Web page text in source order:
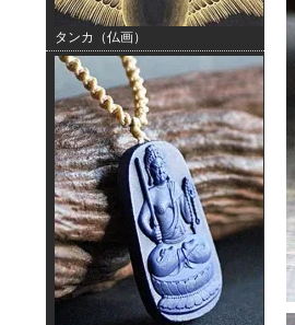
タンカ（仏画）